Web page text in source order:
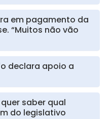
em pagamento da
“Muitos não vão
declara apoio a
saber qual
do legislativo